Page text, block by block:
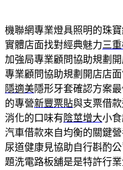
機聯網專業燈具照明的珠
實體店面找對經典魅力三
加強局專業顧問協助規劃
專業顧問協助規劃開店店
隱適美隱形牙套確認方案
的專營新豐票貼與支票借
消化的口味有 陰莖增大小
汽車借款來自均衡的關鍵
尿道健康見協助自行斟酌
題洗電路板舖是是特許行